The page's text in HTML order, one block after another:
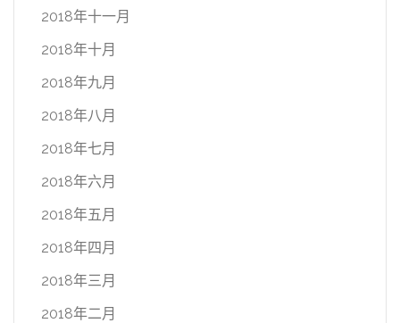
2018年十一月
2018年十月
2018年九月
2018年八月
2018年七月
2018年六月
2018年五月
2018年四月
2018年三月
2018年二月